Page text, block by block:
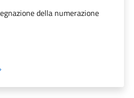
della numerazione